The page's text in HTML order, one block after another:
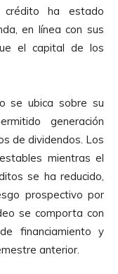
ha estado
en línea con sus
el capital de los
se ubica sobre su
generación
de dividendos. Los
mientras el
se ha reducido,
prospectivo por
se comporta con
financiamiento y
anterior.